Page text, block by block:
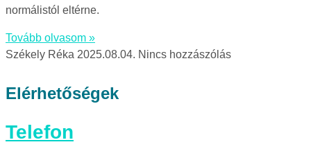
normálistól eltérne.
Tovább olvasom »
Székely Réka 2025.08.04. Nincs hozzászólás
Elérhetőségek
Telefon